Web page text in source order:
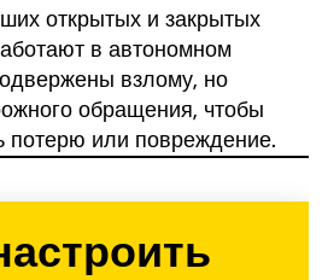
открытых и закрытых
в автономном
взлому, но
обращения, чтобы
потерю или повреждение.